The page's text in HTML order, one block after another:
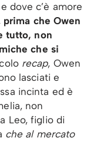
dove c’è amore
prima che Owen
tutto, non
che si
recap, Owen
lasciati e
incinta ed è
non
Leo, figlio di
che al mercato